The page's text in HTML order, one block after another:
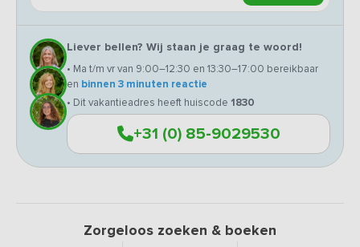
Liever bellen? Wij staan je graag te woord!
• Ma t/m vr van 9:00–12:30 en 13:30–17:00 bereikbaar
en binnen 3 minuten reactie
• Dit vakantieadres heeft huiscode 1830
+31 (0) 85-9029530
Zorgeloos zoeken & boeken